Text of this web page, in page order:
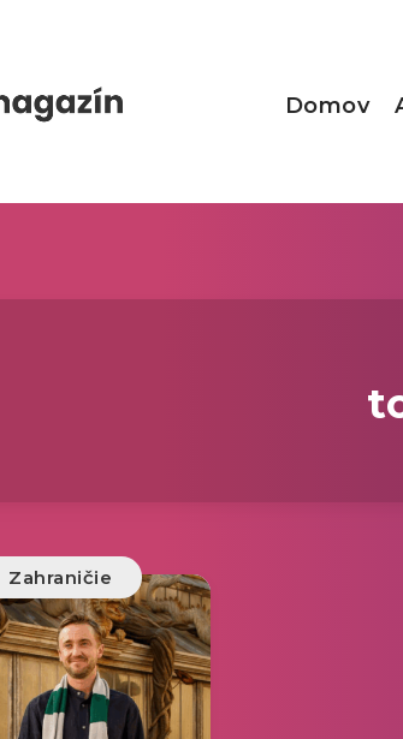
Domov
Zahraničie